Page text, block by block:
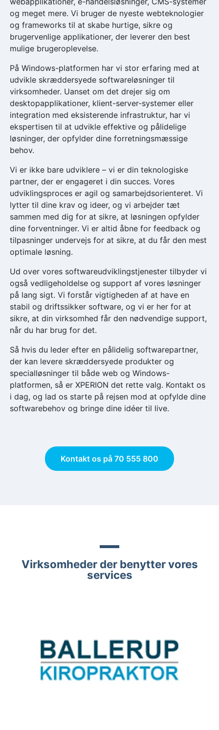
og meget mere. Vi bruger de nyeste webteknologier
og frameworks til at skabe hurtige, sikre og
brugervenlige applikationer, der leverer den best
mulige brugeroplevelse.
På Windows-platformen har vi stor erfaring med at
udvikle skræddersyede softwareløsninger til
virksomheder. Uanset om det drejer sig om
desktopapplikationer, klient-server-systemer eller
integration med eksisterende infrastruktur, har vi
ekspertisen til at udvikle effektive og pålidelige
løsninger, der opfylder dine forretningsmæssige
behov.
Vi er ikke bare udviklere – vi er din teknologiske
partner, der er engageret i din succes. Vores
udviklingsproces er agil og samarbejdsorienteret. Vi
lytter til dine krav og ideer, og vi arbejder tæt
sammen med dig for at sikre, at løsningen opfylder
dine forventninger. Vi er altid åbne for feedback og
tilpasninger undervejs for at sikre, at du får den mest
optimale løsning.
Ud over vores softwareudviklingstjenester tilbyder vi
også vedligeholdelse og support af vores løsninger
på lang sigt. Vi forstår vigtigheden af at have en
stabil og driftssikker software, og vi er her for at
sikre, at din virksomhed får den nødvendige support,
når du har brug for det.
Så hvis du leder efter en pålidelig softwarepartner,
der kan levere skræddersyede produkter og
specialløsninger til både web og Windows-
platformen, så er XPERION det rette valg. Kontakt os
i dag, og lad os starte på rejsen mod at opfylde dine
softwarebehov og bringe dine idéer til live.
Kontakt os på 70 555 800
Virksomheder der benytter vores
services